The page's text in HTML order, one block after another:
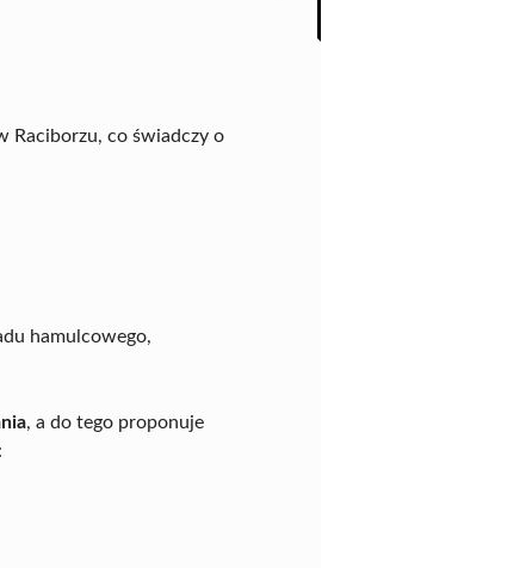
Raciborzu, co świadczy o
hamulcowego,
, a do tego proponuje